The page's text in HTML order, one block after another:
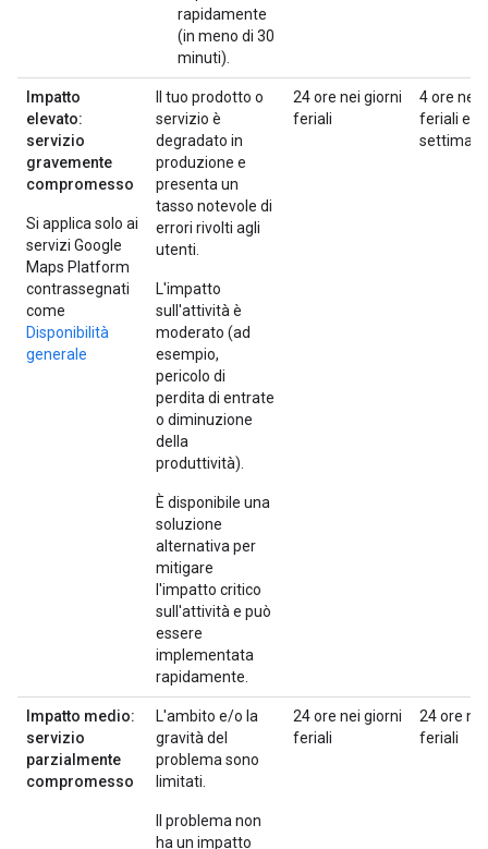
rapidamente
(in meno di 30
minuti).
Impatto
elevato:
servizio
gravemente
compromesso
Si applica solo ai
servizi Google
Maps Platform
contrassegnati
come
Disponibilità
generale
Il tuo prodotto o
servizio è
degradato in
produzione e
presenta un
tasso notevole di
errori rivolti agli
utenti.
L'impatto
sull'attività è
moderato (ad
esempio,
pericolo di
perdita di entrate
o diminuzione
della
produttività).
È disponibile una
soluzione
alternativa per
mitigare
l'impatto critico
sull'attività e può
essere
implementata
rapidamente.
24 ore nei giorni
feriali
4 ore nei
feriali e
Impatto medio:
servizio
parzialmente
compromesso
L'ambito e/o la
gravità del
problema sono
limitati.
Il problema non
ha un impatto
24 ore nei giorni
feriali
24 ore
feriali